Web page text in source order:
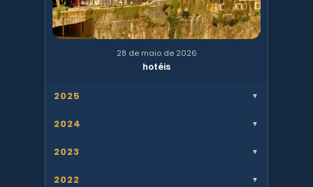
28 de maio de 2026
hotéis
2025 ▼
2024 ▼
2023 ▼
2022 ▼